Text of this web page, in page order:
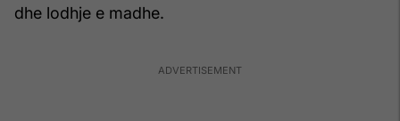
dhe lodhje e madhe.